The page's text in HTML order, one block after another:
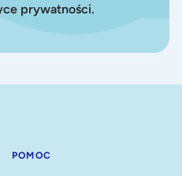
prywatności.
POMOC